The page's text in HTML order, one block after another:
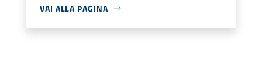
VAI ALLA PAGINA